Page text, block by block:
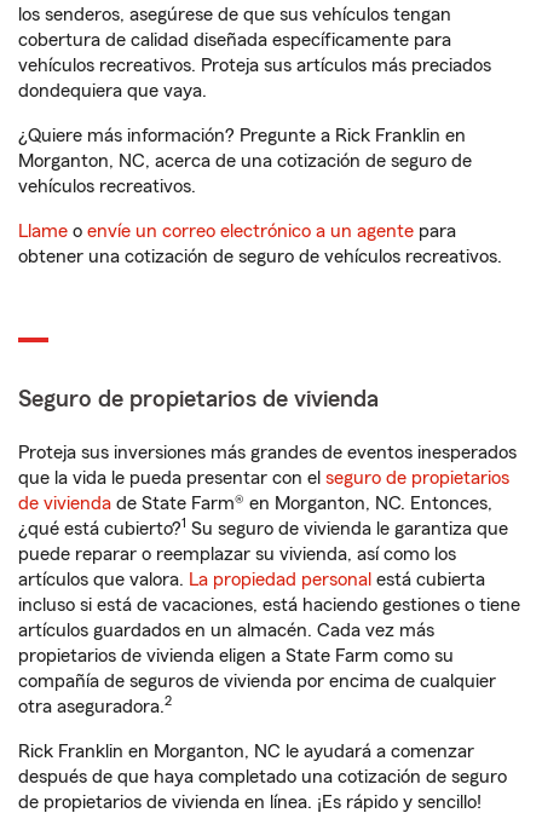
los senderos, asegúrese de que sus vehículos tengan
cobertura de calidad diseñada específicamente para
vehículos recreativos. Proteja sus artículos más preciados
dondequiera que vaya.
¿Quiere más información? Pregunte a Rick Franklin en
Morganton, NC, acerca de una cotización de seguro de
vehículos recreativos.
Llame o envíe un correo electrónico a un agente para
obtener una cotización de seguro de vehículos recreativos.
Seguro de propietarios de vivienda
Proteja sus inversiones más grandes de eventos inesperados
que la vida le pueda presentar con el seguro de propietarios
de vivienda de State Farm® en Morganton, NC. Entonces,
¿qué está cubierto?1 Su seguro de vivienda le garantiza que
puede reparar o reemplazar su vivienda, así como los
artículos que valora. La propiedad personal está cubierta
incluso si está de vacaciones, está haciendo gestiones o tiene
artículos guardados en un almacén. Cada vez más
propietarios de vivienda eligen a State Farm como su
compañía de seguros de vivienda por encima de cualquier
otra aseguradora.2
Rick Franklin en Morganton, NC le ayudará a comenzar
después de que haya completado una cotización de seguro
de propietarios de vivienda en línea. ¡Es rápido y sencillo!